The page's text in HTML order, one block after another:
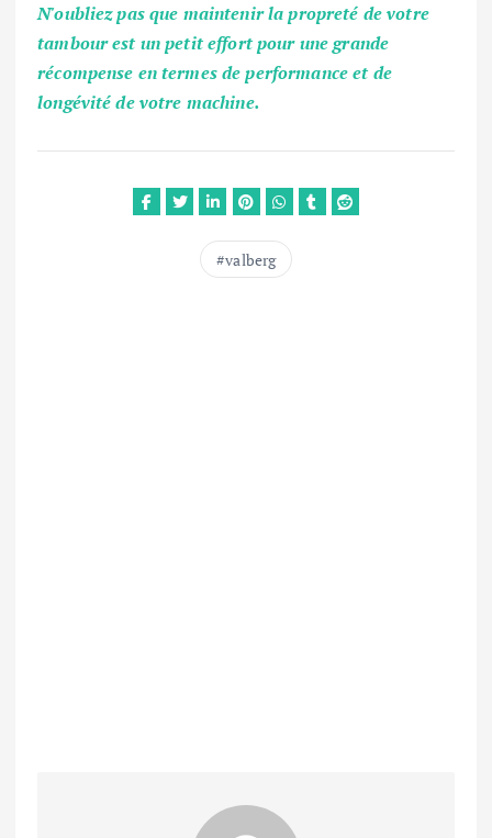
N'oubliez pas que maintenir la propreté de votre
tambour est un petit effort pour une grande
récompense en termes de performance et de
longévité de votre machine.
valberg